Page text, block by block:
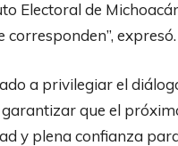
Electoral de
expresó.
a privilegiar el
que el
y plena confianza